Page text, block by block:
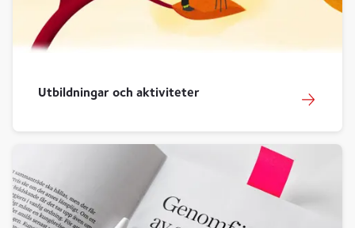
Utbildningar och aktiviteter